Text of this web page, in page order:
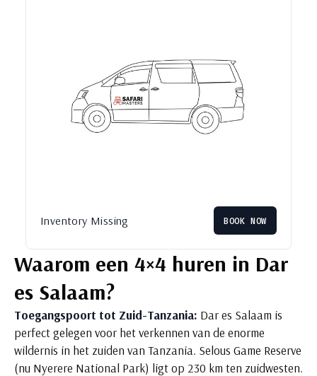
Inventory Missing BOOK NOW
Waarom een 4×4 huren in Dar
es Salaam?
Toegangspoort tot Zuid-Tanzania: Dar es Salaam is
perfect gelegen voor het verkennen van de enorme
wildernis in het zuiden van Tanzania. Selous Game Reserve
(nu Nyerere National Park) ligt op 230 km ten zuidwesten.